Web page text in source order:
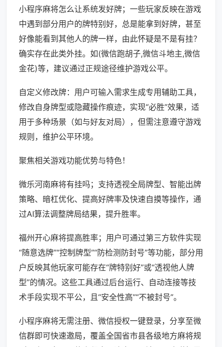
小程序麻将怎么让系统发好牌；一些玩家反映在游戏
中遇到部分用户的牌特别好，总是能拿到好牌，甚至
好像能看到其他人的牌一样，由此怀疑是不是有挂？
确实存在此类外挂。如(微信跑胡子,微信斗地主,微信
金花)等，建议通过正规途径维护游戏公平。
自定义修改牌：用户可输入需求生成专用辅助工具，
修改自身牌型或隐藏操作痕迹，实现“必胜”效果，适
用于多种场景（如与好友对局），但需注意遵守游戏
规则，维护公平环境。
聚焦相关游戏功能优势与特色！
微乐河南麻将有挂吗；支持透视全局牌型、智能出牌
策略、暗杠优化、提高好牌率及快速自摸等操作，通
过AI算法调整牌局结果，提升胜率。
福州开心麻将提高胜率；用户可通过第三方软件实现
“随意选牌”“控制牌型”“防检测防封号”等功能，部分用
户反映其他玩家可能存在“牌特别好”或“透视他人牌
型”的情况。这些工具通过后台运行、自动连接等技
术手段实现不平公，且“安全性高”“不被封号”。
小程序麻将无需注册、微信授权一键登录，分享至微
信群即可快速邀局，覆盖全国省市县各级地方麻将规